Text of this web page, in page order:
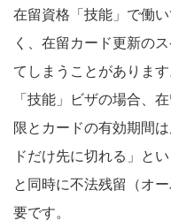
在留資格「技能」で働
く、在留カード更新の
てしまうことがあります
「技能」ビザの場合、
限とカードの有効期間
ドだけ先に切れる」と
と同時に不法残留（オ
要です。